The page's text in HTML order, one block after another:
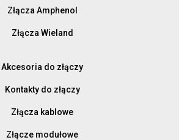
Złącza Amphenol
Złącza Wieland
Akcesoria do złączy
Kontakty do złączy
Złącza kablowe
Złącze modułowe